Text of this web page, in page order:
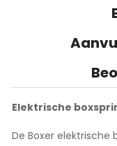
Elektrische
De Boxer elektrische